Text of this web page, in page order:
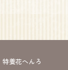
特養花へんろ